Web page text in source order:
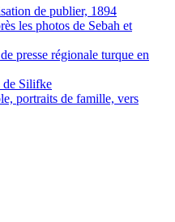
de publier, 1894
les photos de Sebah et
presse régionale turque en
de Silifke
portraits de famille, vers